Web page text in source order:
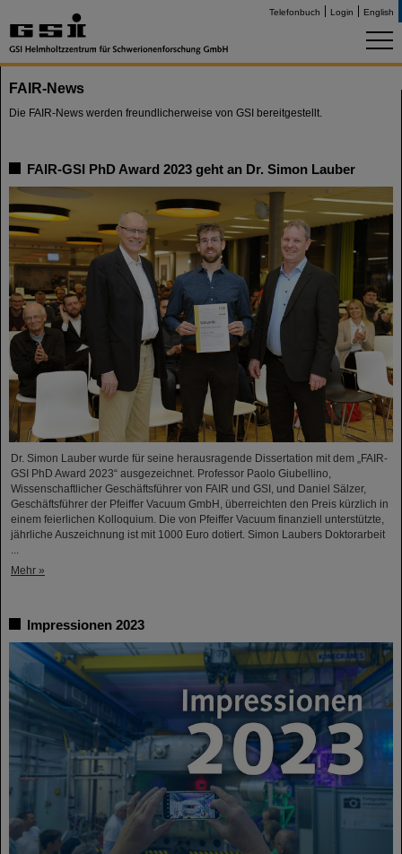
Telefonbuch Login English
FAIR-News
Die FAIR-News werden freundlicherweise von GSI bereitgestellt.
FAIR-GSI PhD Award 2023 geht an Dr. Simon Lauber
Dr. Simon Lauber wurde für seine herausragende Dissertation mit dem „FAIR-
GSI PhD Award 2023“ ausgezeichnet. Professor Paolo Giubellino,
Wissenschaftlicher Geschäftsführer von FAIR und GSI, und Daniel Sälzer,
Geschäftsführer der Pfeiffer Vacuum GmbH, überreichten den Preis kürzlich in
einem feierlichen Kolloquium. Die von Pfeiffer Vacuum finanziell unterstützte,
jährliche Auszeichnung ist mit 1000 Euro dotiert. Simon Laubers Doktorarbeit
Mehr »
Impressionen 2023